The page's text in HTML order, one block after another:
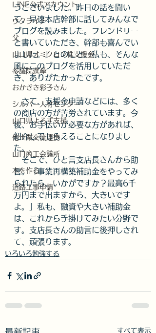
LINE公式アカウント
ウクライナ
父
山口県オミクロン株支援金
参議院選挙
おかざき彩子さん
シルバー人材センター
山口県よろず支援
他士業交流連携
山口商工会議所
本を作る
道路工事申請
うございました。昨日の話を聞い
て、早速本店幹部に話してみんなで
ブログを読みました。フレンドリー
と書いていただき、幹部も喜んでい
ました。」とのこと。私も、そんな
風にこのブログを活用していただ
き、ありがたかったです。
さて、支援金申請などには、多く
の商店の方が苦労されています。今
後、お手伝いが必要な方があれば、
紹介してもらえることになりまし
た。
そこで、ひと言支店長さんから助
言。「事業再構築補助金をやってみ
られたら、いかがですか？最高6千
万円まで出ますから、大きいです
よ。」私も、融資や大きい補助金
は、これから手掛けてみたい分野で
す。支店長さんの助言に後押しされ
て、頑張ります。
いろいろ勉強する
すべて表示